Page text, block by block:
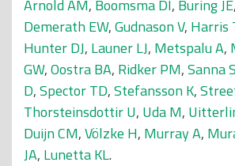
Arnold AM, Boomsma DI, Buring JE,
Demerath EW,Gudnason V, Harris
Hunter DJ, Launer LJ, Metspalu A,
GW,Oostra BA, Ridker PM,Sanna S
D,Spector TD,Stefansson K,
Thorsteinsdottir U, Uda M,
Duijn CM,Völzke H, Murray A,
JA, Lunetta KL.